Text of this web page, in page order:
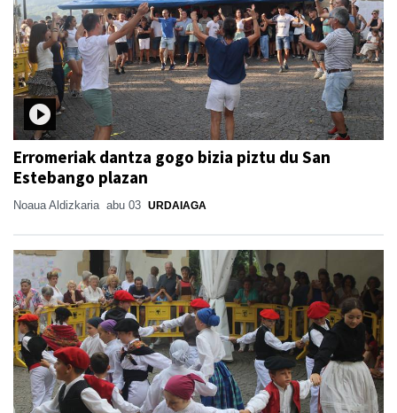
Erromeriak dantza gogo bizia piztu du San
Estebango plazan
Noaua Aldizkaria abu 03 URDAIAGA